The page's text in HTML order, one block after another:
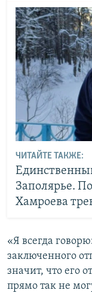
ЧИТАЙТЕ ТАКЖЕ:
Заполярье.
Хамроева
«Я всегда
заключенного
значит, что его
прямо так не